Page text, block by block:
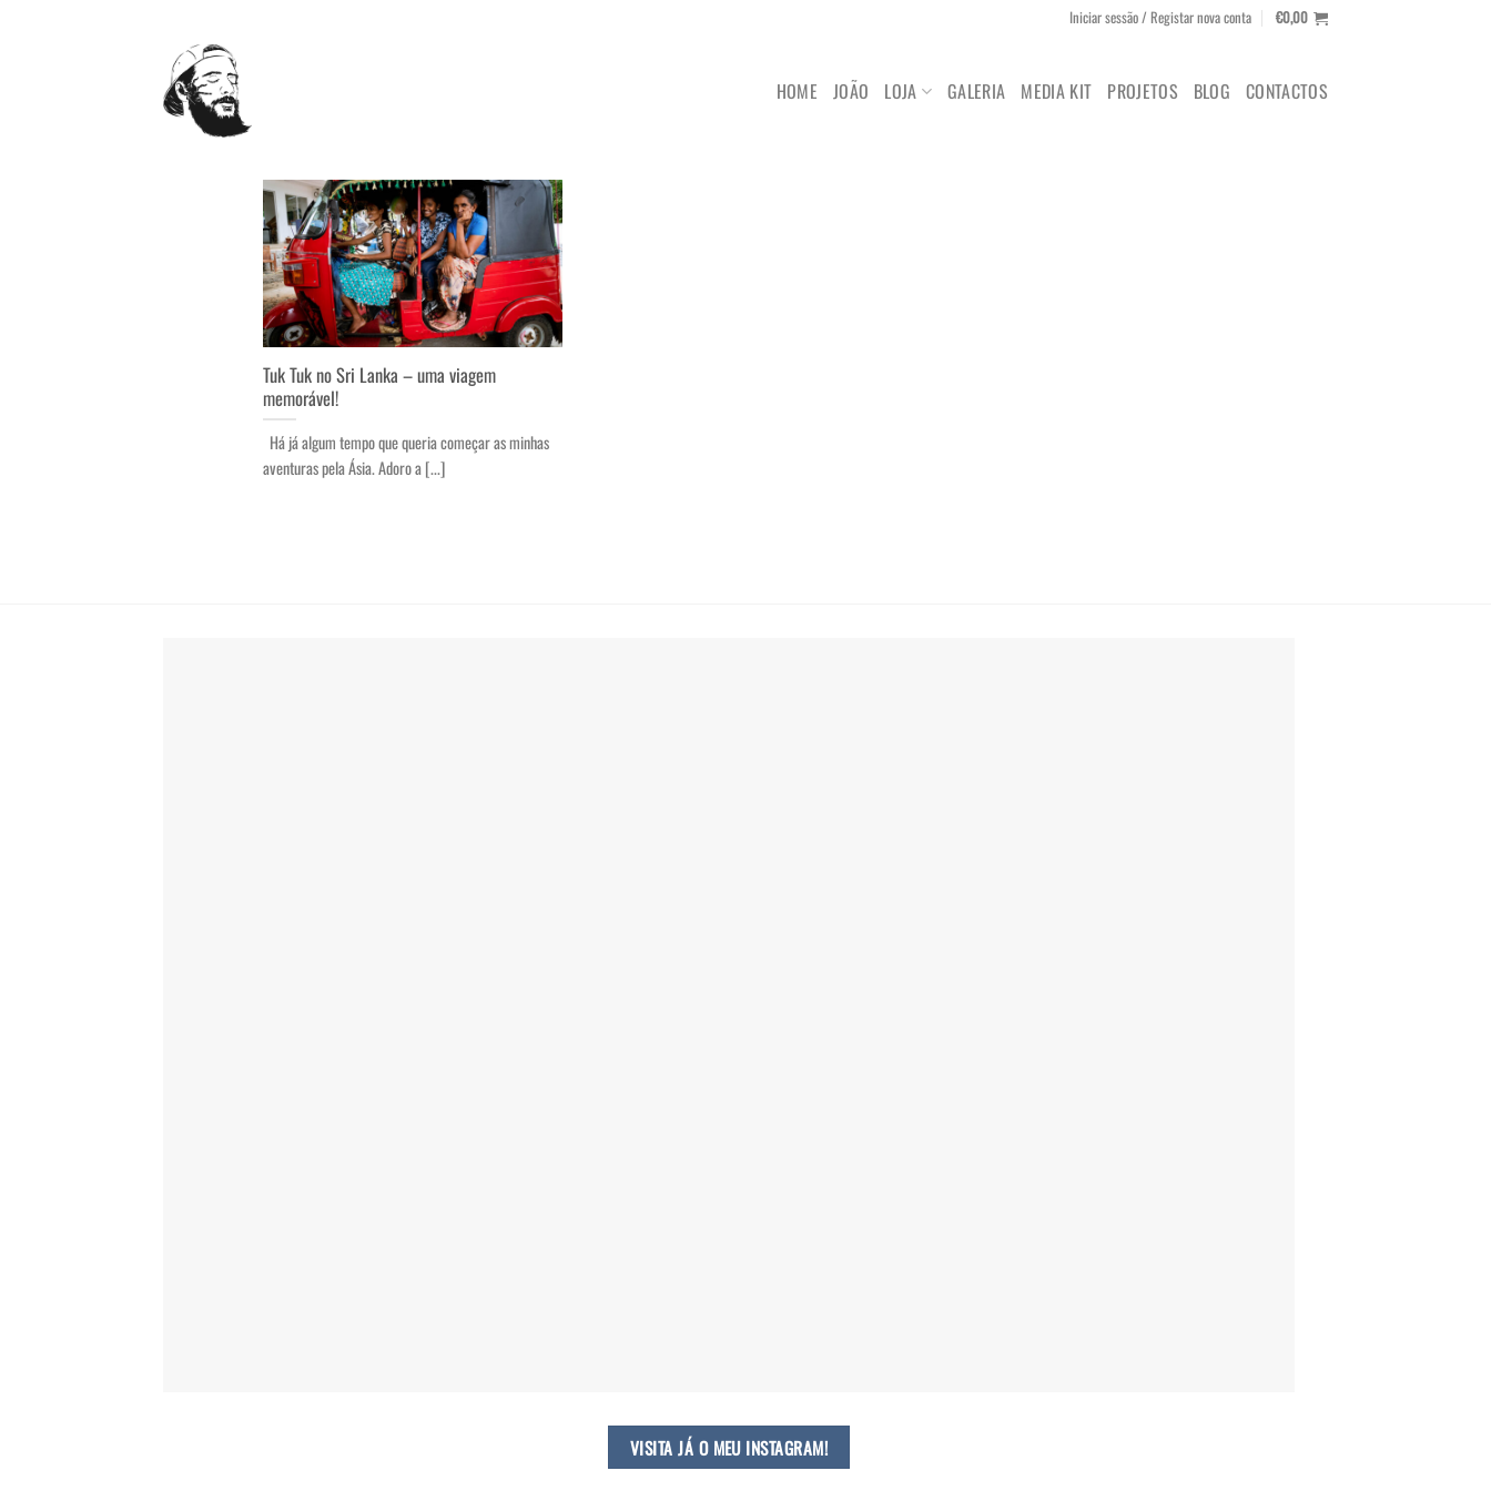
Iniciar sessão / Registar nova conta €0,00
HOME JOÃO LOJA GALERIA MEDIA KIT PROJETOS BLOG CONTACTOS
Tuk Tuk no Sri Lanka – uma viagem
memorável!
Há já algum tempo que queria começar as minhas
aventuras pela Ásia. Adoro a [...]
VISITA JÁ O MEU INSTAGRAM!